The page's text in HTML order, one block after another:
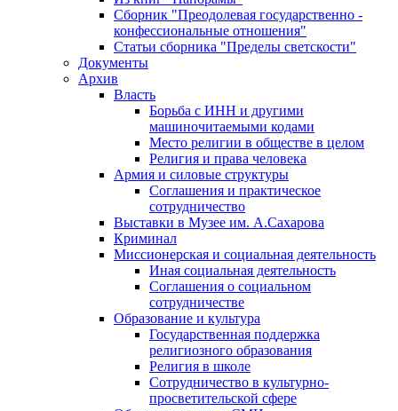
Сборник "Преодолевая государственно -
конфессиональные отношения"
Статьи сборника "Пределы светскости"
Документы
Архив
Власть
Борьба с ИНН и другими
машиночитаемыми кодами
Место религии в обществе в целом
Религия и права человека
Армия и силовые структуры
Соглашения и практическое
сотрудничество
Выставки в Музее им. А.Сахарова
Криминал
Миссионерская и социальная деятельность
Иная социальная деятельность
Соглашения о социальном
сотрудничестве
Образование и культура
Государственная поддержка
религиозного образования
Религия в школе
Сотрудничество в культурно-
просветительской сфере